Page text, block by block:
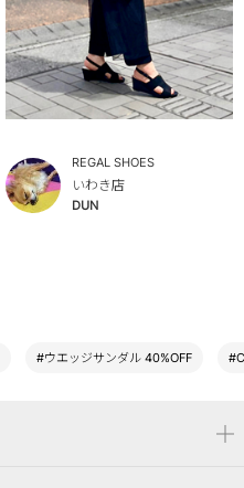
REGAL SHOES
いわき店
DUN
#ウエッジサンダル 40%OFF